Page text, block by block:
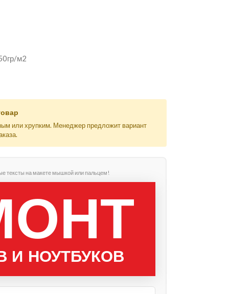
м2
или хрупким. Менеджер предложит вариант
тексты на макете мышкой или пальцем!
И НОУТБУКОВ